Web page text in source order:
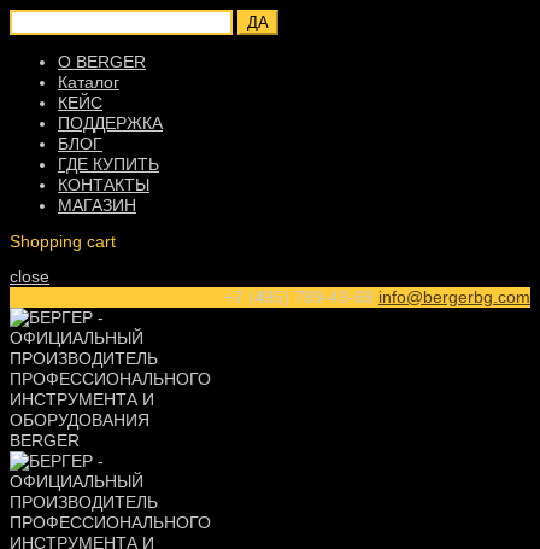
ДА
О BERGER
Каталог
КЕЙС
ПОДДЕРЖКА
БЛОГ
ГДЕ КУПИТЬ
КОНТАКТЫ
МАГАЗИН
Shopping cart
close
+7 (495) 789-49-69 info@bergerbg.com